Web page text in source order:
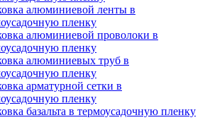
алюминиевой ленты в
пленку
алюминиевой проволоки в
пленку
алюминиевых труб в
пленку
арматурной сетки в
пленку
базальта в термоусадочную пленку